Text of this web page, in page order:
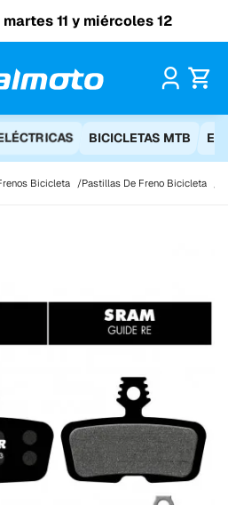
martes 11 y miércoles 12
BICICLETAS MTB
Bicicleta Pastillas De Freno Bicicleta